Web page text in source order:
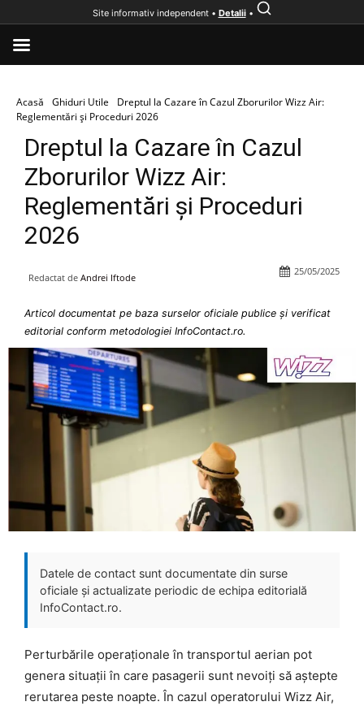
Acasă Ghiduri Utile
Dreptul la Cazare în Cazul Zborurilor Wizz Air:
Reglementări și Proceduri 2026
Dreptul la Cazare în Cazul
Zborurilor Wizz Air:
Reglementări și Proceduri
2026
Redactat de Andrei Iftode
25/05/2025
Articol documentat pe baza surselor oficiale publice și verificat
editorial conform metodologiei InfoContact.ro.
Datele de contact sunt documentate din surse
oficiale și actualizate periodic de echipa editorială
InfoContact.ro.
Perturbările operaționale în transportul aerian pot
genera situații în care pasagerii sunt nevoiți să aștepte
rerutarea peste noapte. În cazul operatorului Wizz Air,
Site informativ independent • Detalii•